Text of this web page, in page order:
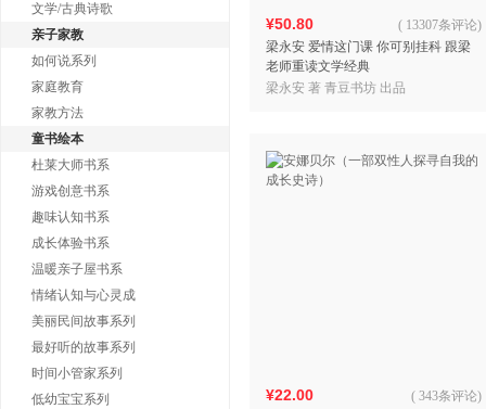
文学/古典诗歌
亲子家教
如何说系列
家庭教育
家教方法
童书绘本
杜莱大师书系
游戏创意书系
趣味认知书系
成长体验书系
温暖亲子屋书系
情绪认知与心灵成
美丽民间故事系列
最好听的故事系列
时间小管家系列
低幼宝宝系列
¥50.80
梁永安 爱情这门课 你可别挂科 跟梁
老师重读文学经典
( 13307条评论)
梁永安 著 青豆书坊 出品
¥22.00 ( 343条评论)